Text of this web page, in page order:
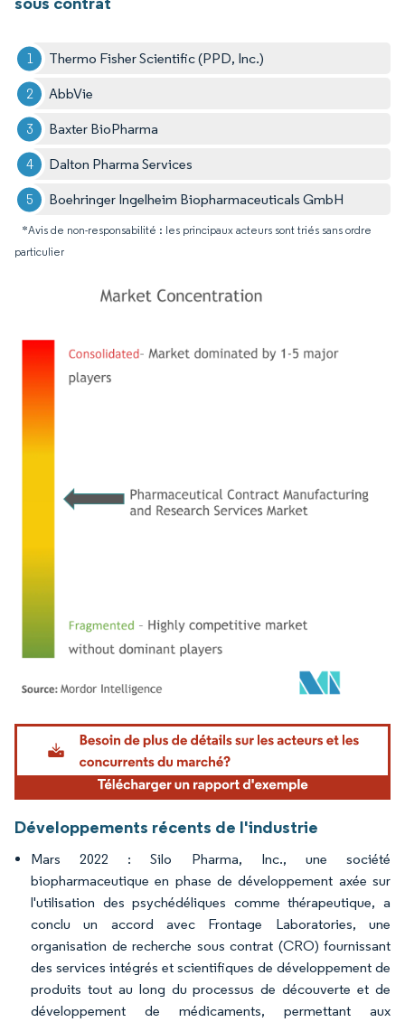
Thermo Fisher Scientific (PPD, Inc.)
AbbVie
Baxter BioPharma
Dalton Pharma Services
Boehringer Ingelheim Biopharmaceuticals GmbH
*Avis de non-responsabilité : les principaux acteurs sont triés sans ordre
particulier
Image © Mordor Intelligence. La réutilisation nécessite une attribution sous CC BY
Développements récents de l'industrie
Mars 2022 : Silo Pharma, Inc., une société
biopharmaceutique en phase de développement axée sur
l'utilisation des psychédéliques comme thérapeutique, a
conclu un accord avec Frontage Laboratories, une
organisation de recherche sous contrat (CRO) fournissant
des services intégrés et scientifiques de développement de
produits tout au long du processus de découverte et de
développement de médicaments, permettant aux